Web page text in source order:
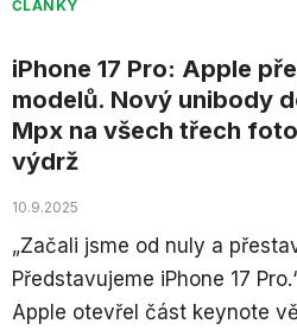
ČLÁNKY
iPhone 17 Pro: Apple
modelů. Nový unibody
Mpx na všech třech
výdrž
10.9.2025
„Začali jsme od nuly a
Představujeme iPhone 17
Apple otevřel část keynote